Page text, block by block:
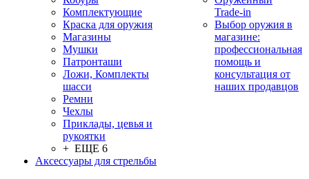
Комплектующие
Краска для оружия
Магазины
Мушки
Патронташи
Ложи, Комплекты
шасси
Ремни
Чехлы
Приклады, цевья и
рукоятки
+ ЕЩЕ 6
Аксессуары для стрельбы
Trade-in
Выбор оружия в
магазине:
профессиональная
помощь и
консультация от
наших продавцов